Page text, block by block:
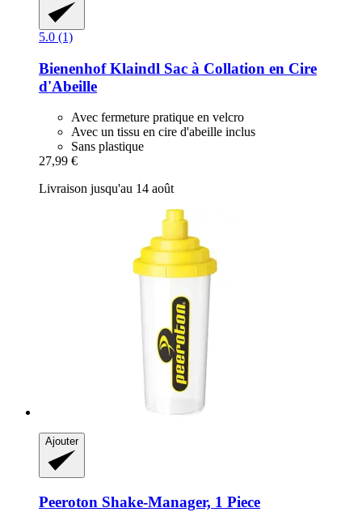
5.0 (1)
Bienenhof Klaindl Sac à Collation en Cire
d'Abeille
Avec fermeture pratique en velcro
Avec un tissu en cire d'abeille inclus
Sans plastique
27,99 €
Livraison jusqu'au 14 août
Ajouter
Peeroton Shake-​Manager, 1 Piece